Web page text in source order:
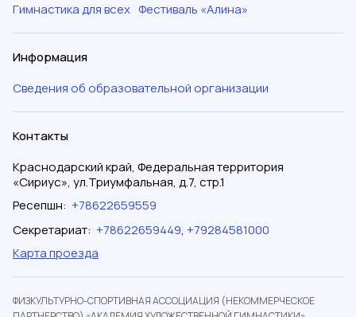
Гимнастика для всех Фестиваль «Алина»
Информация
Сведения об образовательной организации
Контакты
Краснодарский край, Федеральная территория
«Сириус», ул.Триумфальная, д.7, стр.1
Ресепшн: +78622659559
Секретариат: +78622659449, +79284581000
Карта проезда
ФИЗКУЛЬТУРНО-СПОРТИВНАЯ АССОЦИАЦИЯ (НЕКОММЕРЧЕСКОЕ